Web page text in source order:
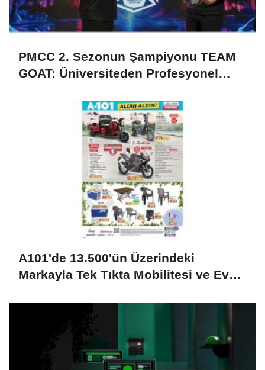
PMCC 2. Sezonun Şampiyonu TEAM
GOAT: Üniversiteden Profesyonel
A101'de 13.500'ün Üzerindeki
Markayla Tek Tıkta Mobilitesi ve Ev